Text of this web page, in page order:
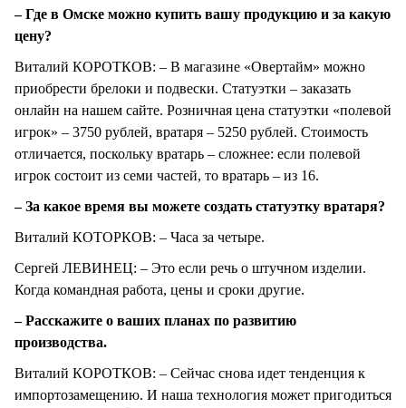
– Где в Омске можно купить вашу продукцию и за какую
цену?
Виталий КОРОТКОВ: – В магазине «Овертайм» можно
приобрести брелоки и подвески. Статуэтки – заказать
онлайн на нашем сайте. Розничная цена статуэтки «полевой
игрок» – 3750 рублей, вратаря – 5250 рублей. Стоимость
отличается, поскольку вратарь – сложнее: если полевой
игрок состоит из семи частей, то вратарь – из 16.
– За какое время вы можете создать статуэтку вратаря?
Виталий КОТОРКОВ: – Часа за четыре.
Сергей ЛЕВИНЕЦ: – Это если речь о штучном изделии.
Когда командная работа, цены и сроки другие.
– Расскажите о ваших планах по развитию
производства.
Виталий КОРОТКОВ: – Сейчас снова идет тенденция к
импортозамещению. И наша технология может пригодиться